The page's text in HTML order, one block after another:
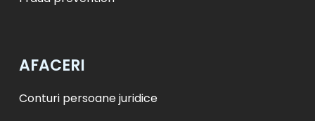
AFACERI
Conturi persoane juridice